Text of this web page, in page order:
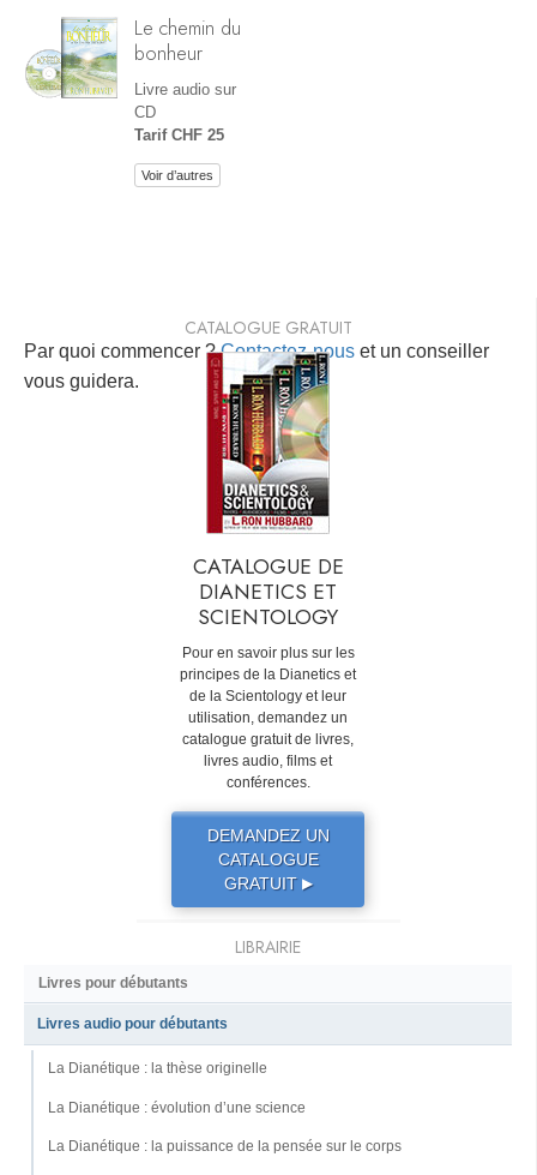
Le chemin du
bonheur
Livre audio sur
CD
Tarif CHF 25
Voir d’autres
Par quoi commencer ?Contactez-nous et un conseiller
vous guidera.
CATALOGUE GRATUIT
CATALOGUE DE
DIANETICS ET
SCIENTOLOGY
Pour en savoir plus sur les
principes de la Dianetics et
de la Scientology et leur
utilisation, demandez un
catalogue gratuit de livres,
livres audio, films et
conférences.
DEMANDEZ UN
CATALOGUE
GRATUIT ▶
LIBRAIRIE
Livres pour débutants
Livres audio pour débutants
La Dianétique : la thèse originelle
La Dianétique : évolution d’une science
La Dianétique : la puissance de la pensée sur le corps